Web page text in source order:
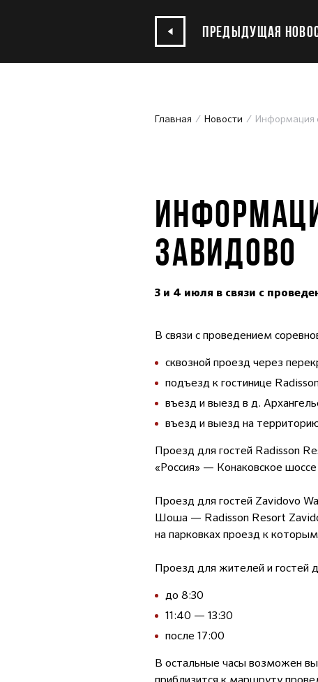
ПРЕДЫДУЩАЯ
Главная Новости Информация
ЗАВИДОВО
3 и 4 июля в связи с
В связи с проведением
сквозной проезд через
подъезд к гостинице
въезд и выезд в д.
въезд и выезд на
Проезд для гостей Radisson
«Россия» — Конаковское
Проезд для гостей Zavidovo
Шоша — Radisson Resort
на парковках проезд к
Проезд для жителей и гостей
до 8:30
11:40 — 13:30
после 17:00
В остальные часы возможен